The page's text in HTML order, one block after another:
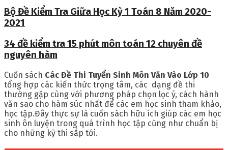
Bộ Đề Kiểm Tra Giữa Học Kỳ 1 Toán 8 Năm 2020-
2021
34 đề kiểm tra 15 phút môn toán 12 chuyên đề
nguyên hàm
Cuốn sách Các Đề Thi Tuyển Sinh Môn Văn Vào Lớp 10
tổng hợp các kiến thức trọng tâm, các dạng đề thi
thường gặp cùng với phương pháp chọn lọc ý, cách hành
văn sao cho hàm súc nhất để các em học sinh tham khảo,
học tập.Đây thực sự là cuốn sách hữu ích giúp các em học
sinh ôn luyện trong quá trình học tập cũng như chuẩn bị
cho những kỳ thi sắp tới.